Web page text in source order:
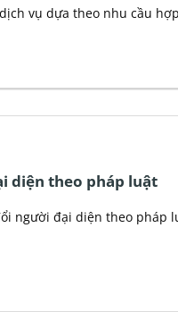
vụ dựa theo nhu cầu
diện theo pháp luật
người đại diện theo pháp